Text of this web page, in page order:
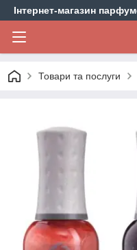
Інтернет-магазин
Товари та послуги